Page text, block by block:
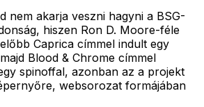
nem akarja veszni hagyni a BSG-
hiszen Ron D. Moore-féle
Caprica címmel indult egy
Blood & Chrome címmel
spinoffal, azonban az a projekt
websorozat formájában